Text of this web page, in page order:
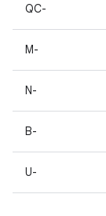
QC-
M-
N-
B-
U-